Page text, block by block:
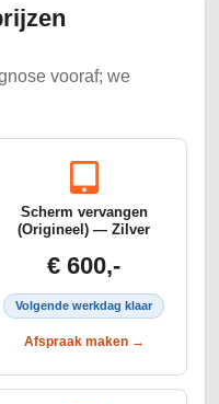
vooraf; we
Scherm vervangen
(Origineel) — Zilver
€ 600,-
Volgende werkdag klaar
Afspraak maken →